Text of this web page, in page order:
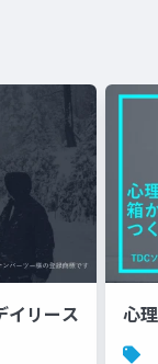
イリース
心